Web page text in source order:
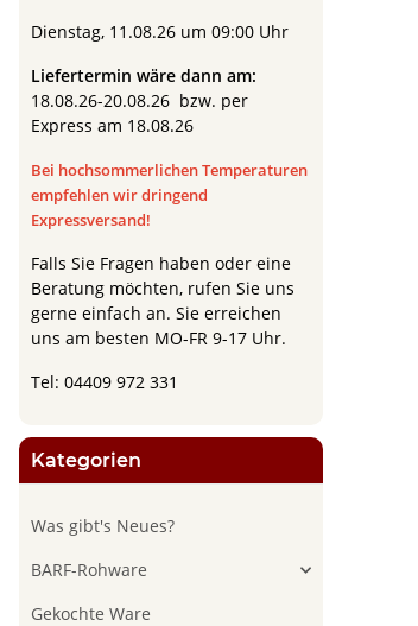
Dienstag, 11.08.26 um 09:00 Uhr
Liefertermin wäre dann am:
18.08.26-20.08.26 bzw. per
Express am 18.08.26
Bei hochsommerlichen Temperaturen
empfehlen wir dringend
Expressversand!
Falls Sie Fragen haben oder eine
Beratung möchten, rufen Sie uns
gerne einfach an. Sie erreichen
uns am besten MO-FR 9-17 Uhr.
Tel: 04409 972 331
Kategorien
Was gibt's Neues?
BARF-Rohware
Gekochte Ware